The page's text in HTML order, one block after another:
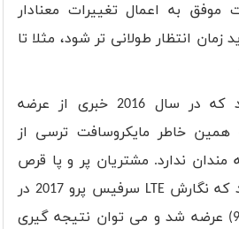
موفق به اعمال تغییرات معنادار
زمان انتظار طولانی تر شود، مثلا تا
اما دقت داشته باشید که در سال 2016 خبری از عرضه
خاطر مایکروسافت ترسی از
مندان ندارد. مشتریان پر و پا قرص
که نگارشLTE
سرفیس پرو 2017 در
ماه دسامبر 2017 (آذر 96) عرضه شد و می توان نتیجه گیری